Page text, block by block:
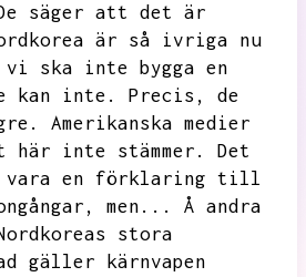
säger att det är
är så ivriga nu
ska inte bygga en
kan inte. Precis,
de
Amerikanska medier
här inte stämmer.
Det
vara en förklaring till
men...
Å andra
stora
gäller kärnvapen